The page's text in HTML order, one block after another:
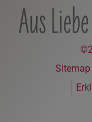
Sitemap